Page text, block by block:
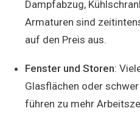
Dampfabzug,
Armaturen sind
auf den Preis aus.
Fenster und Storen:
Glasflächen oder
führen zu mehr